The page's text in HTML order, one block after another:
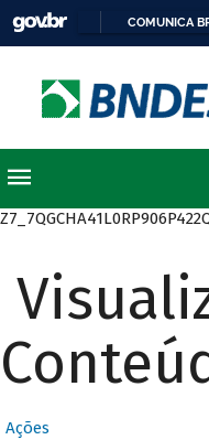
COMUNICA
Ações